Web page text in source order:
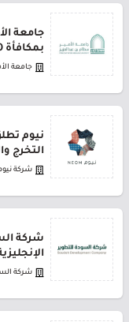
جامعة
بمكافأة 3,000 ريال
جامعة
نيوم
التخرج
شركة
شركة
شركة